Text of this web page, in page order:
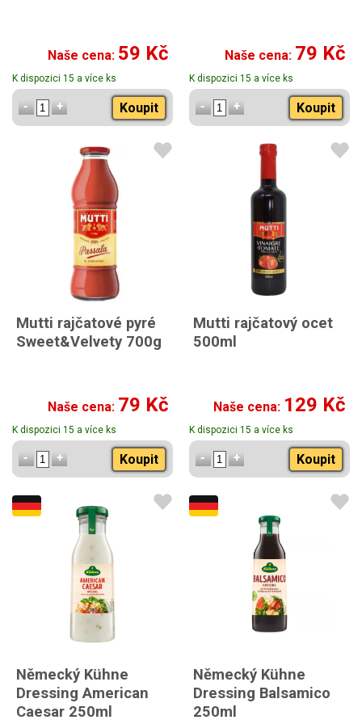
Naše cena: 59 Kč
K dispozici 15 a více ks
Koupit
Naše cena: 79 Kč
K dispozici 15 a více ks
Koupit
Mutti rajčatové pyré
Sweet&Velvety 700g
Naše cena: 79 Kč
K dispozici 15 a více ks
Koupit
Mutti rajčatový ocet
500ml
Naše cena: 129 Kč
K dispozici 15 a více ks
Koupit
Německý Kühne
Dressing American
Caesar 250ml
Německý Kühne
Dressing Balsamico
250ml